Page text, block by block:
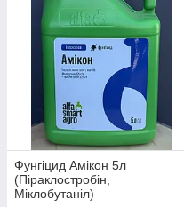
Фунгіцид Амікон 5л
(Піраклостробін,
Міклобутаніл)